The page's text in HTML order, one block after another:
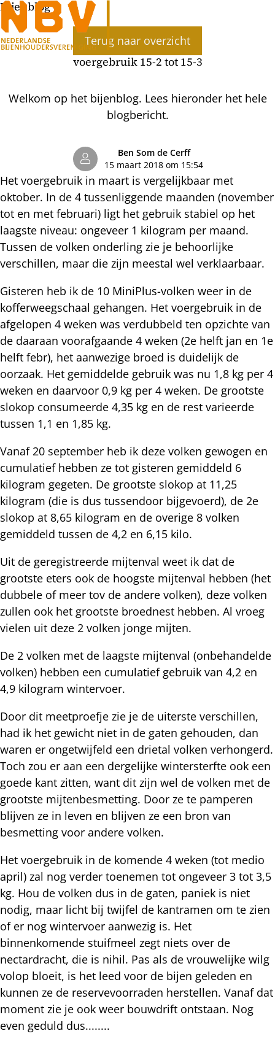
Bijenblog
Terug naar overzicht
voergebruik 15-2 tot 15-3
Welkom op het bijenblog. Lees hieronder het hele
blogbericht.
Ben Som de Cerff
15 maart 2018 om 15:54
Het voergebruik in maart is vergelijkbaar met
oktober. In de 4 tussenliggende maanden (november
tot en met februari) ligt het gebruik stabiel op het
laagste niveau: ongeveer 1 kilogram per maand.
Tussen de volken onderling zie je behoorlijke
verschillen, maar die zijn meestal wel verklaarbaar.
Gisteren heb ik de 10 MiniPlus-volken weer in de
kofferweegschaal gehangen. Het voergebruik in de
afgelopen 4 weken was verdubbeld ten opzichte van
de daaraan voorafgaande 4 weken (2e helft jan en 1e
helft febr), het aanwezige broed is duidelijk de
oorzaak. Het gemiddelde gebruik was nu 1,8 kg per 4
weken en daarvoor 0,9 kg per 4 weken. De grootste
slokop consumeerde 4,35 kg en de rest varieerde
tussen 1,1 en 1,85 kg.
Vanaf 20 september heb ik deze volken gewogen en
cumulatief hebben ze tot gisteren gemiddeld 6
kilogram gegeten. De grootste slokop at 11,25
kilogram (die is dus tussendoor bijgevoerd), de 2e
slokop at 8,65 kilogram en de overige 8 volken
gemiddeld tussen de 4,2 en 6,15 kilo.
Uit de geregistreerde mijtenval weet ik dat de
grootste eters ook de hoogste mijtenval hebben (het
dubbele of meer tov de andere volken), deze volken
zullen ook het grootste broednest hebben. Al vroeg
vielen uit deze 2 volken jonge mijten.
De 2 volken met de laagste mijtenval (onbehandelde
volken) hebben een cumulatief gebruik van 4,2 en
4,9 kilogram wintervoer.
Door dit meetproefje zie je de uiterste verschillen,
had ik het gewicht niet in de gaten gehouden, dan
waren er ongetwijfeld een drietal volken verhongerd.
Toch zou er aan een dergelijke wintersterfte ook een
goede kant zitten, want dit zijn wel de volken met de
grootste mijtenbesmetting. Door ze te pamperen
blijven ze in leven en blijven ze een bron van
besmetting voor andere volken.
Het voergebruik in de komende 4 weken (tot medio
april) zal nog verder toenemen tot ongeveer 3 tot 3,5
kg. Hou de volken dus in de gaten, paniek is niet
nodig, maar licht bij twijfel de kantramen om te zien
of er nog wintervoer aanwezig is. Het
binnenkomende stuifmeel zegt niets over de
nectardracht, die is nihil. Pas als de vrouwelijke wilg
volop bloeit, is het leed voor de bijen geleden en
kunnen ze de reservevoorraden herstellen. Vanaf dat
moment zie je ook weer bouwdrift ontstaan. Nog
even geduld dus........